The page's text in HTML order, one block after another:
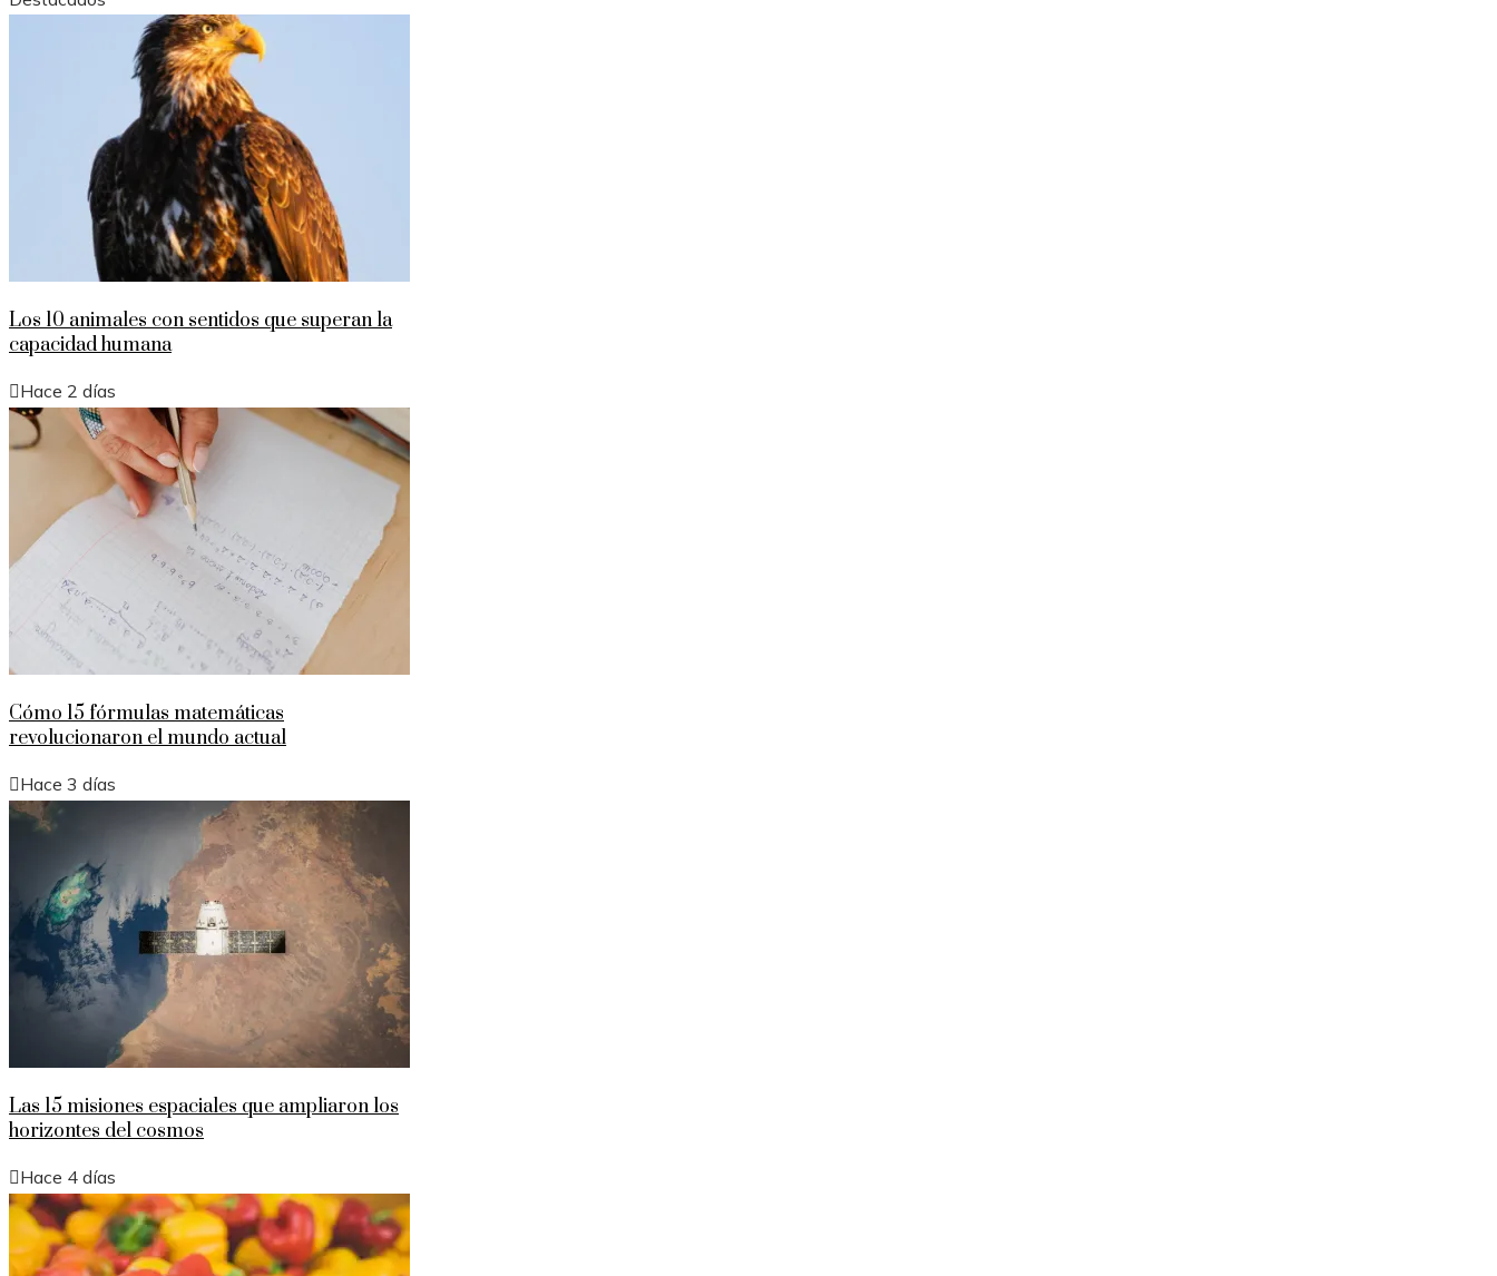
Los 10 animales con sentidos que superan la
capacidad humana
Hace 2 días
Cómo 15 fórmulas matemáticas
revolucionaron el mundo actual
Hace 3 días
Las 15 misiones espaciales que ampliaron los
horizontes del cosmos
Hace 4 días